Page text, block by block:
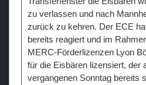
zu verlassen und nach
zurück zu kehren. Der ECE
bereits reagiert und im
MERC-Förderlizenzen Lyon
für die Eisbären lizensiert, der
vergangenen Sonntag bereits